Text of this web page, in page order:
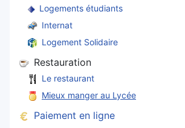
Logements étudiants
Internat
Logement Solidaire
Restauration
Le restaurant
Mieux manger au Lycée
Paiement en ligne